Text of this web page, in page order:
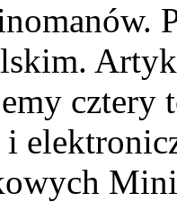
cztery